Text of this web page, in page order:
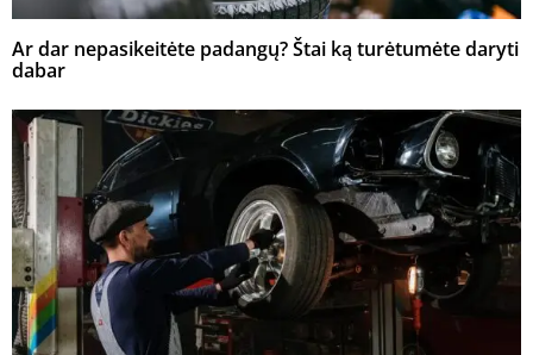
Ar dar nepasikeitėte padangų? Štai ką turėtumėte daryti
dabar